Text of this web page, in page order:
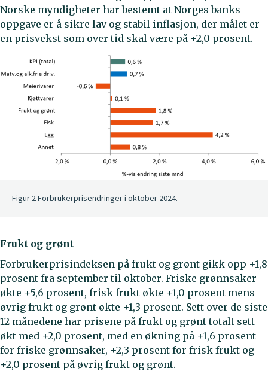
Norske myndigheter har bestemt at Norges banks
oppgave er å sikre lav og stabil inflasjon, der målet er
en prisvekst som over tid skal være på +2,0 prosent.
Figur 2 Forbrukerprisendringer i oktober 2024.
Frukt og grønt
Forbrukerprisindeksen på frukt og grønt gikk opp +1,8
prosent fra september til oktober. Friske grønnsaker
økte +5,6 prosent, frisk frukt økte +1,0 prosent mens
øvrig frukt og grønt økte +1,3 prosent. Sett over de siste
12 månedene har prisene på frukt og grønt totalt sett
økt med +2,0 prosent, med en økning på +1,6 prosent
for friske grønnsaker, +2,3 prosent for frisk frukt og
+2,0 prosent på øvrig frukt og grønt.